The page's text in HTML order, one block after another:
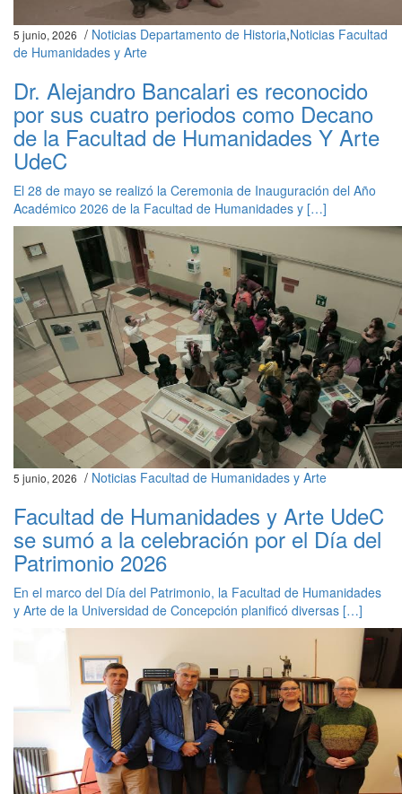
5 junio, 2026 / Noticias Departamento de Historia,Noticias Facultad
de Humanidades y Arte
Dr. Alejandro Bancalari es reconocido
por sus cuatro periodos como Decano
de la Facultad de Humanidades Y Arte
UdeC
El 28 de mayo se realizó la Ceremonia de Inauguración del Año
Académico 2026 de la Facultad de Humanidades y […]
5 junio, 2026 / Noticias Facultad de Humanidades y Arte
Facultad de Humanidades y Arte UdeC
se sumó a la celebración por el Día del
Patrimonio 2026
En el marco del Día del Patrimonio, la Facultad de Humanidades
y Arte de la Universidad de Concepción planificó diversas […]